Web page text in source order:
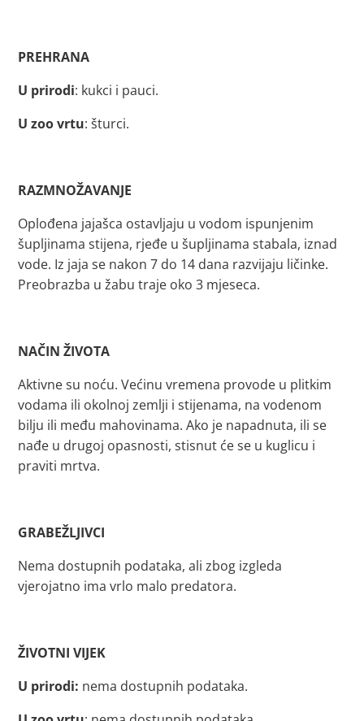
PREHRANA
U prirodi: kukci i pauci.
U zoo vrtu: šturci.
RAZMNOŽAVANJE
Oplođena jajašca ostavljaju u vodom ispunjenim
šupljinama stijena, rjeđe u šupljinama stabala, iznad
vode. Iz jaja se nakon 7 do 14 dana razvijaju ličinke.
Preobrazba u žabu traje oko 3 mjeseca.
NAČIN ŽIVOTA
Aktivne su noću. Većinu vremena provode u plitkim
vodama ili okolnoj zemlji i stijenama, na vodenom
bilju ili među mahovinama. Ako je napadnuta, ili se
nađe u drugoj opasnosti, stisnut će se u kuglicu i
praviti mrtva.
GRABEŽLJIVCI
Nema dostupnih podataka, ali zbog izgleda
vjerojatno ima vrlo malo predatora.
ŽIVOTNI VIJEK
U prirodi: nema dostupnih podataka.